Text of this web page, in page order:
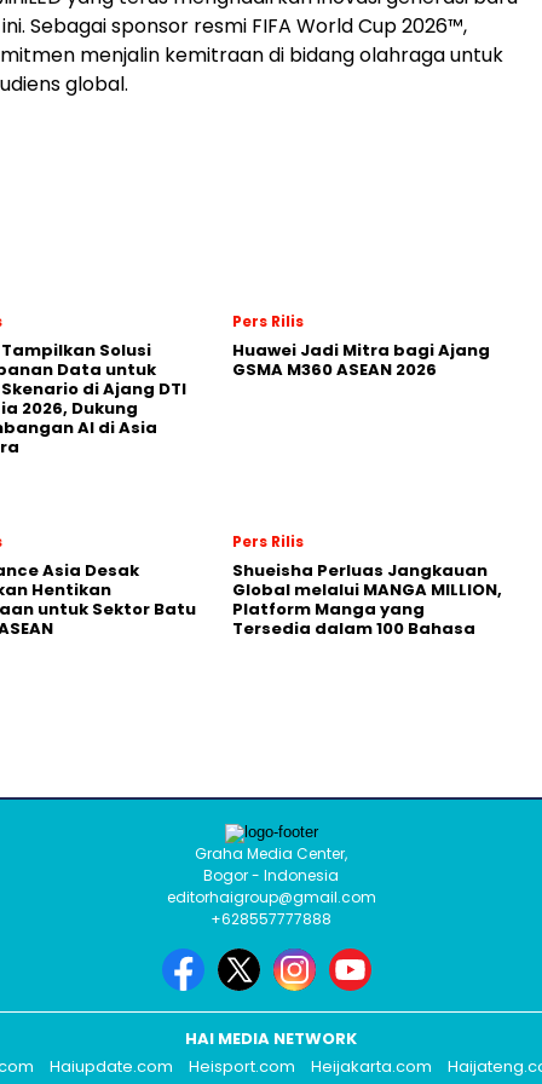
Sebagai sponsor resmi FIFA World Cup 2026™,
menjalin kemitraan di bidang olahraga untuk
global.
Tampilkan Solusi
Data untuk
di Ajang DTI
2026, Dukung
AI di Asia
Pers Rilis
Huawei Jadi Mitra bagi Ajang
GSMA M360 ASEAN 2026
Asia Desak
Hentikan
untuk Sektor Batu
Pers Rilis
Shueisha Perluas Jangkauan
Global melalui MANGA MILLION,
Platform Manga yang
Tersedia dalam 100 Bahasa
Graha Media Center,
Bogor - Indonesia
editorhaigroup@gmail.com
+628557777888
HAI MEDIA NETWORK
Haiupdate.com Heisport.com Heijakarta.com